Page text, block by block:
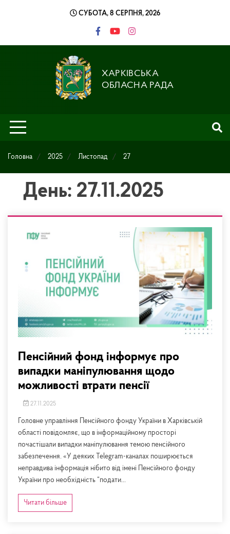
СУБОТА, 8 СЕРПНЯ, 2026
ХАРКІВСЬКА
ОБЛАСНА РАДА
Головна 2025 Листопад 27
День: 27.11.2025
Пенсійний фонд інформує про
випадки маніпулювання щодо
можливості втрати пенсії
27.11.2025
Головне управління Пенсійного фонду України в Харківській
області повідомляє, що в інформаційному просторі
почастішали випадки маніпулювання темою пенсійного
забезпечення. «У деяких Telegram-каналах поширюється
неправдива інформація нібито від імені Пенсійного фонду
України про необхідність “подати...
Читати більше